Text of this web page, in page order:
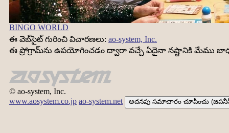
BINGO WORLD
ఈ వెబ్‌సైట్ గురించి విచారణలు: ao-system, Inc.
ఈ ప్రోగ్రామ్‌ను ఉపయోగించడం ద్వారా వచ్చే ఏదైనా నష్టానికి మేము
© ao-system, Inc.
www.aosystem.co.jp ao-system.net అదనపు సమాచారం చూపించు